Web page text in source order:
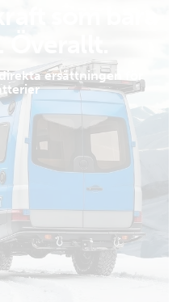
som bara
ersättningen för